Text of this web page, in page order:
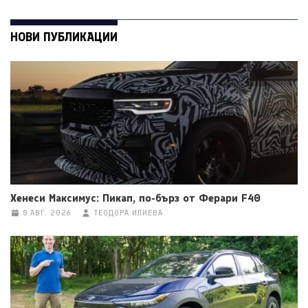
НОВИ ПУБЛИКАЦИИ
Хенеси Максимус: Пикап, по-бърз от Ферари F40
8 АВГ. 2026 ТЕОДОРА ИЛИЕВА